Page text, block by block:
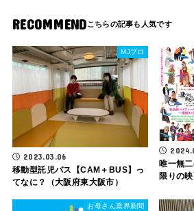
RECOMMEND
MJプロ
2023.03.06
移動型託児バス【CAM＋BUS】っ
てなに？（大阪府東大阪市）
唯一無
限りの
お母さん業界新聞